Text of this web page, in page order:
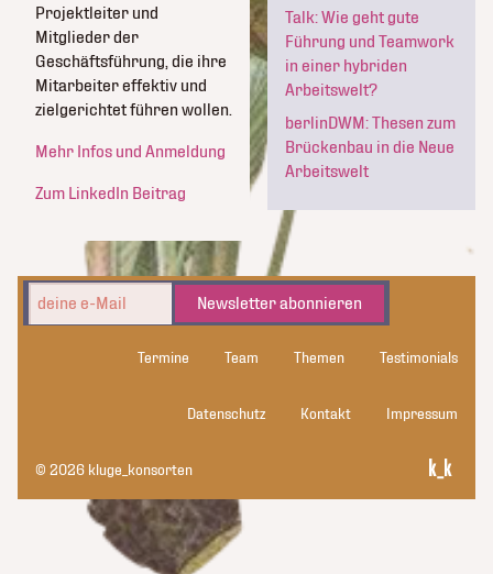
Projektleiter und
Mitglieder der
Geschäftsführung, die ihre
Mitarbeiter effektiv und
zielgerichtet führen wollen.
Mehr Infos und Anmeldung
Zum LinkedIn Beitrag
Talk: Wie geht gute
Führung und Teamwork
in einer hybriden
Arbeitswelt?
berlinDWM: Thesen zum
Brückenbau in die Neue
Arbeitswelt
Newsletter abonnieren
Termine Team Themen Testimonials
Datenschutz Kontakt Impressum
© 2026 kluge_konsorten